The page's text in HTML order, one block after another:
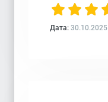
Дата: 30.10.2025